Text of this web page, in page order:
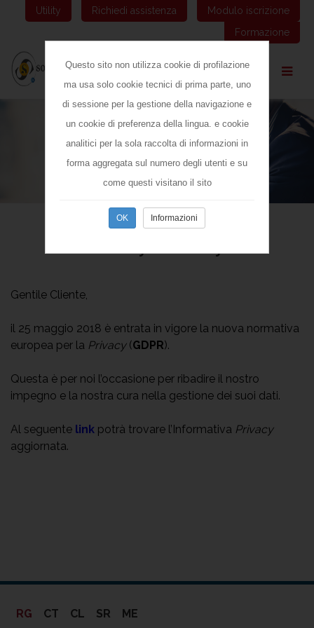
Utility Richiedi assistenza
Modulo iscrizione
Formazione
Gentile Cliente,
il 25 maggio 2018 è entrata in vigore la nuova normativa
europea per la Privacy(GDPR).
Questa è per noi l’occasione per ribadire il nostro
impegno e la nostra cura nella gestione dei suoi dati.
Al seguente link potrà trovare l’Informativa Privacy
aggiornata.
RG CT CL SR ME
Questo sito non utilizza cookie di profilazione
ma usa solo cookie tecnici di prima parte, uno
di sessione per la gestione della navigazione e
un cookie di preferenza della lingua. e cookie
analitici per la sola raccolta di informazioni in
forma aggregata sul numero degli utenti e su
come questi visitano il sito
Informazioni